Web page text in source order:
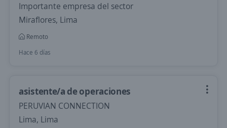
Importante empresa del sector
Miraflores, Lima
Remoto
Hace 6 días
asistente/a de operaciones
PERUVIAN CONNECTION
Lima, Lima